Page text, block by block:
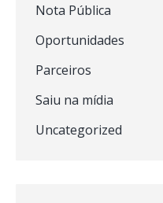
Nota Pública
Oportunidades
Parceiros
Saiu na mídia
Uncategorized